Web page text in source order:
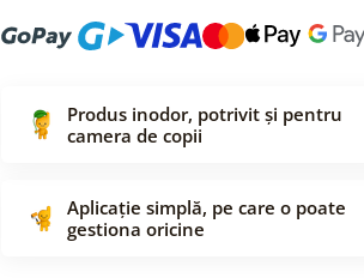
Produs inodor, potrivit și pentru
camera de copii
Aplicație simplă, pe care o poate
gestiona oricine